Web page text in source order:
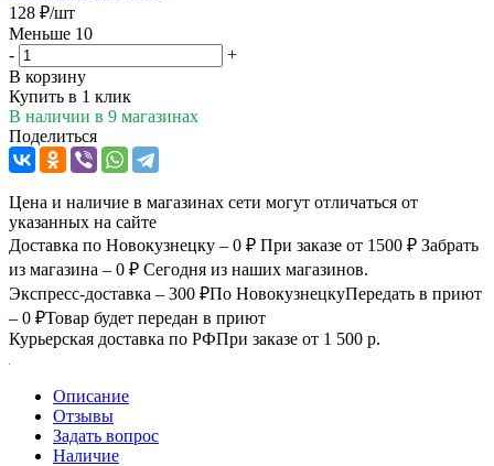
128 ₽/шт
Меньше 10
-
+
В корзину
Купить в 1 клик
В наличии в 9 магазинах
Поделиться
Цена и наличие в магазинах сети могут отличаться от
указанных на сайте
Доставка по Новокузнецку – 0 ₽ При заказе от 1500 ₽ Забрать
из магазина – 0 ₽ Сегодня из наших магазинов.
Экспресс-доставка – 300 ₽По НовокузнецкуПередать в приют
– 0 ₽Товар будет передан в приют
Курьерская доставка по РФПри заказе от 1 500 р.
Описание
Отзывы
Задать вопрос
Наличие